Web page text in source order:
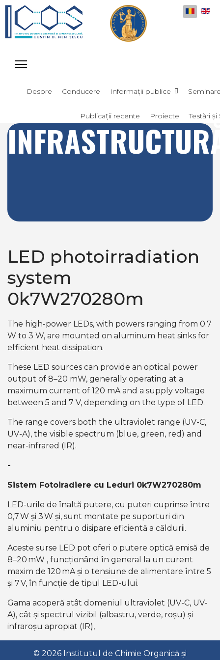
Despre Conducere Informații publice
Publicații recente Proiecte Testări și
LED photoirradiation
system
0k7W270280m
The high-power LEDs, with powers ranging from 0.7
W to 3 W, are mounted on aluminum heat sinks for
efficient heat dissipation.
These LED sources can provide an optical power
output of 8–20 mW, generally operating at a
maximum current of 120 mA and a supply voltage
between 5 and 7 V, depending on the type of LED.
The range covers both the ultraviolet range (UV-C,
UV-A), the visible spectrum (blue, green, red) and
near-infrared (IR).
-
Sistem Fotoiradiere cu Leduri 0k7W270280m
LED-urile de înaltă putere, cu puteri cuprinse între
0,7 W și 3 W și, sunt montate pe suporturi din
aluminiu pentru o disipare eficientă a căldurii.
Aceste surse LED pot oferi o putere optică emisă de
8–20 mW , funcționând în general la un curent
maxim de 120 mA și o tensiune de alimentare între 5
și 7 V, în funcție de tipul LED-ului.
Gama acoperă atât domeniul ultraviolet (UV-C, UV-
A), cât și spectrul vizibil (albastru, verde, roșu) și
infraroșu apropiat (IR),
© 2026 Institutul de Chimie Organică și